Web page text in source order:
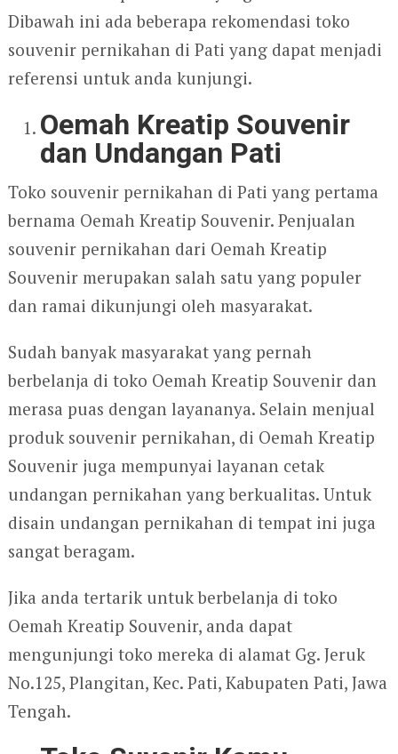
Dibawah ini ada beberapa rekomendasi toko
souvenir pernikahan di Pati yang dapat menjadi
referensi untuk anda kunjungi.
Oemah Kreatip Souvenir
dan Undangan Pati
Toko souvenir pernikahan di Pati yang pertama
bernama Oemah Kreatip Souvenir. Penjualan
souvenir pernikahan dari Oemah Kreatip
Souvenir merupakan salah satu yang populer
dan ramai dikunjungi oleh masyarakat.
Sudah banyak masyarakat yang pernah
berbelanja di toko Oemah Kreatip Souvenir dan
merasa puas dengan layananya. Selain menjual
produk souvenir pernikahan, di Oemah Kreatip
Souvenir juga mempunyai layanan cetak
undangan pernikahan yang berkualitas. Untuk
disain undangan pernikahan di tempat ini juga
sangat beragam.
Jika anda tertarik untuk berbelanja di toko
Oemah Kreatip Souvenir, anda dapat
mengunjungi toko mereka di alamat Gg. Jeruk
No.125, Plangitan, Kec. Pati, Kabupaten Pati, Jawa
Tengah.